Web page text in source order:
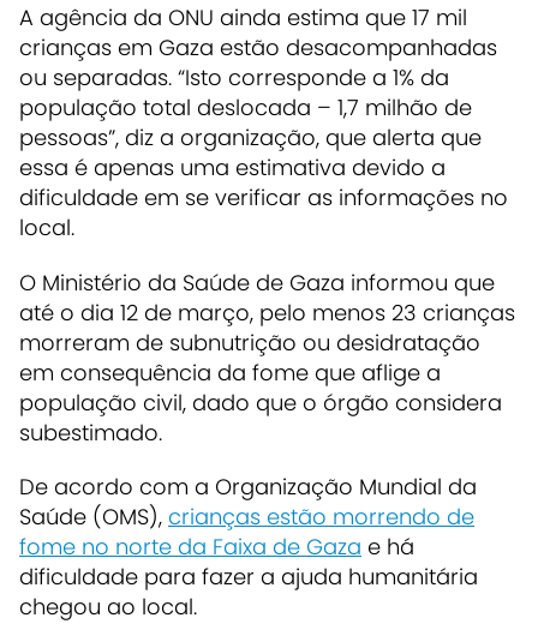
A agência da ONU ainda estima que 17 mil
crianças em Gaza estão desacompanhadas
ou separadas. “Isto corresponde a 1% da
população total deslocada – 1,7 milhão de
pessoas”, diz a organização, que alerta que
essa é apenas uma estimativa devido a
dificuldade em se verificar as informações no
local.
O Ministério da Saúde de Gaza informou que
até o dia 12 de março, pelo menos 23 crianças
morreram de subnutrição ou desidratação
em consequência da fome que aflige a
população civil, dado que o órgão considera
subestimado.
De acordo com a Organização Mundial da
Saúde (OMS), crianças estão morrendo de
fome no norte da Faixa de Gaza e há
dificuldade para fazer a ajuda humanitária
chegou ao local.